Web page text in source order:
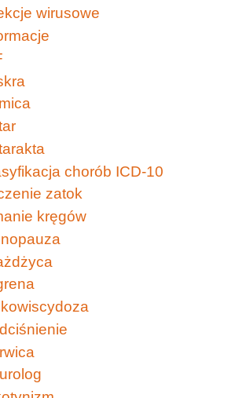
wirusowe
chorób ICD-10
zatok
kręgów